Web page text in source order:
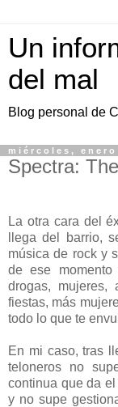
Un
del mal
Blog personal de
miércoles, enero
Spectra:
La otra cara del
llega del barrio,
música de rock y
de ese
drogas, mujeres,
fiestas, más
todo lo que te
En mi caso, tras
teloneros no
continua que da
y no supe